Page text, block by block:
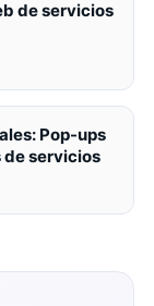
de servicios
Pop-ups
de servicios